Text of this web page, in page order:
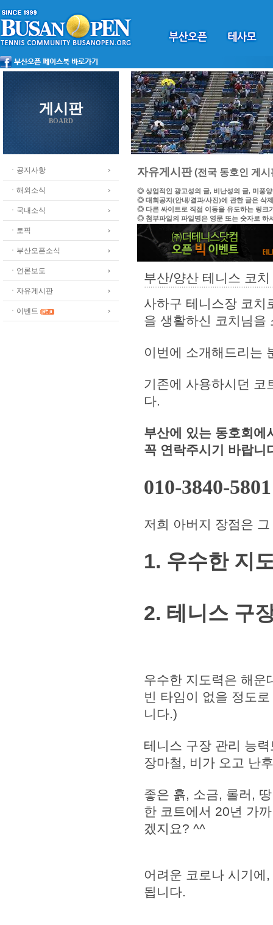
게시판
BOARD
ㆍ공지사항
ㆍ해외소식
ㆍ국내소식
ㆍ토픽
ㆍ부산오픈소식
ㆍ언론보도
ㆍ자유게시판
ㆍ이벤트
자유게시판(전국 동호인 게시
◎ 상업적인 광고성의 글, 비난성의 글, 미풍
◎ 대회공지(안내/결과/사진)에 관한 글은 삭
◎ 다른 싸이트로 직접 이동을 유도하는 링크
◎ 첨부파일의 파일명은 영문 또는 숫자로 하
부산/양산 테니스 코
사하구 테니스장 코치
을 생활하신 코치님을
이번에 소개해드리는
기존에 사용하시던
다.
부산에 있는 동호회에
꼭 연락주시기 바랍니
010-3840-
저희 아버지 장점은
1. 우수한 지
2. 테니스 구
우수한 지도력은 해
빈 타임이 없을 정도
니다.)
테니스 구장 관리 능
장마철, 비가 오고 난
좋은 흙, 소금, 롤러,
한 코트에서 20년 가
겠지요? ^^
어려운 코로나 시기에
됩니다.